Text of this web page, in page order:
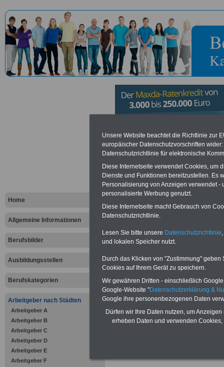
Home
Allgemeine Informationen
Berufsbilder
Ausbildungsstellen
Berufskategorien
Arbeitgeber nach Städten
Arbeitgeber A
Arbeitgeber B
Arbeitgeber C
Arbeitgeber D
Arbeitgeber E
Arbeitgeber F
Zentrum
Vorteile für den öffentlichen
Vergleichen und sparen
Berufsunfähigkeitsabsicherung-
Krankenzusatzversicherung
Krankenkassen-
Zahnzusatzversicherung
Krankenversicherung
Unsere Website beachtet die Richtlinie zur
europäischer Datenschutzvorschriften
Datenschutzrichtlinie für elektronische
Diese Internetseite verwendet Cookies, um
Dienste und Funktionen bereitzustellen. Es
Personalisierung von Anzeigen verwendet
personalisierte Werbung genutzt.
Diese Internetseite macht Gebrauch von
Datenschutzrichtlinie.
Lesen Sie bitte unsere Datenschutzrichtlinie
und lokalen Speicher nutzt.
Durch das Klicken von "Zustimmung"
Cookies auf Ihrem Gerät zu speichern.
Wir gewähren Dritten - einschließlich
Google-Website "Datenschutzerklärung &
Google ihre personenbezogenen Daten
Dürfen wir Ihre Daten nutzen, um
erheben Daten und verwenden